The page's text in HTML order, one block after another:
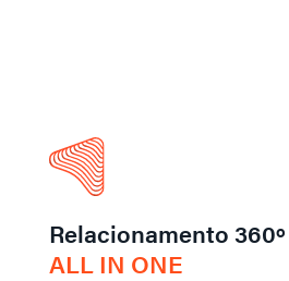
Relacionamento 360º
ALL IN ONE